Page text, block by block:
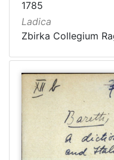
1785
Ladica
Zbirka Collegium